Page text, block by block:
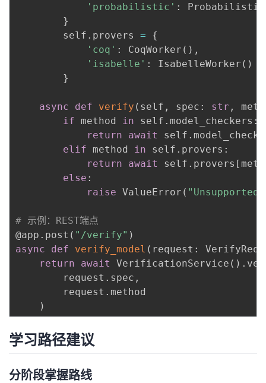
'probabilistic' :
}
        self
. provers =
{
'coq' : CoqWorker ( ) ,
'isabelle' : IsabelleWorker ( )
}
async def verify ( self , spec : str ,
if method in self . model_checkers :
return
await self .
elif method in self . provers :
return
await self . provers [
else :
raise ValueError ( "Unsupported
# 示例：REST端点
@app . post ( "/verify" )
async
def verify_model ( request :
return
await VerificationService ( ) .
        request
. spec ,
        request
. method
)
学习路径建议
分阶段掌握路线